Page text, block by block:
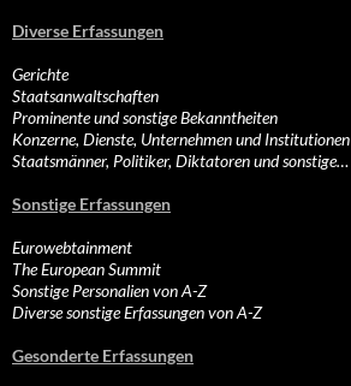
Diverse Erfassungen
Gerichte
Staatsanwaltschaften
Prominente und sonstige Bekanntheiten
Konzerne, Dienste, Unternehmen und Institutionen
Staatsmänner, Politiker, Diktatoren und sonstige…
Sonstige Erfassungen
Eurowebtainment
The European Summit
Sonstige Personalien von A-Z
Diverse sonstige Erfassungen von A-Z
Gesonderte Erfassungen